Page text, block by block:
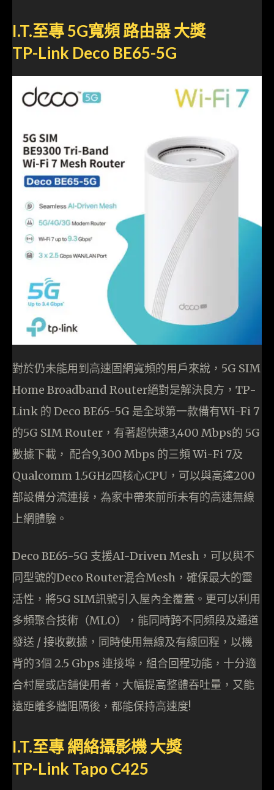
I.T.至專 5G寬頻 路由器 大獎
TP-Link Deco BE65-5G
對於仍未能用到高速固網寬頻的用戶來說，5G SIM
Home Broadband Router絕對是解決良方，TP-
Link 的 Deco BE65-5G 是全球第一款備有Wi-Fi 7
的5G SIM Router，有著超快速3,400 Mbps的 5G
數據下載， 配合9,300 Mbps 的三頻 Wi-Fi 7及
Qualcomm 1.5GHz四核心CPU，可以與高達200
部設備分流連接，為家中帶來前所未有的高速無線
上網體驗。
Deco BE65-5G 支援AI-Driven Mesh，可以與不
同型號的Deco Router混合Mesh，確保最大的靈
活性，將5G SIM訊號引入屋內全覆蓋。更可以利用
多頻聚合技術（MLO），能同時跨不同頻段及通道
發送 / 接收數據，同時使用無線及有線回程，以機
背的3個 2.5 Gbps 連接埠，組合回程功能，十分適
合村屋或店舖使用者，大幅提高整體吞吐量，又能
遠距離多牆阻隔後，都能保持高速度!
I.T.至專 網絡攝影機 大獎
TP-Link Tapo C425